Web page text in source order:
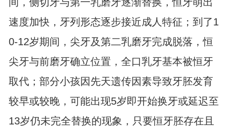
速度加快，牙列形态逐步接近成人特征；到了1
0-12岁期间，尖牙及第二乳磨牙完成脱落，恒
尖牙与前磨牙确立位置，全口乳牙基本被恒牙
取代；部分小孩因先天遗传因素导致牙胚发育
较早或较晚，可能出现5岁即开始换牙或延迟至
13岁仍未完全替换的现象，只要恒牙胚存在且